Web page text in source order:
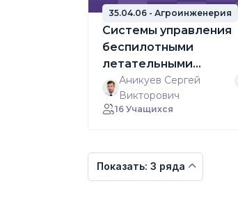
35.04.06 - Агроинженерия
Системы управления
беспилотными
летательными
аппаратами
Аникуев Сергей
Викторович
16 Учащихся
Показать: 3 ряда